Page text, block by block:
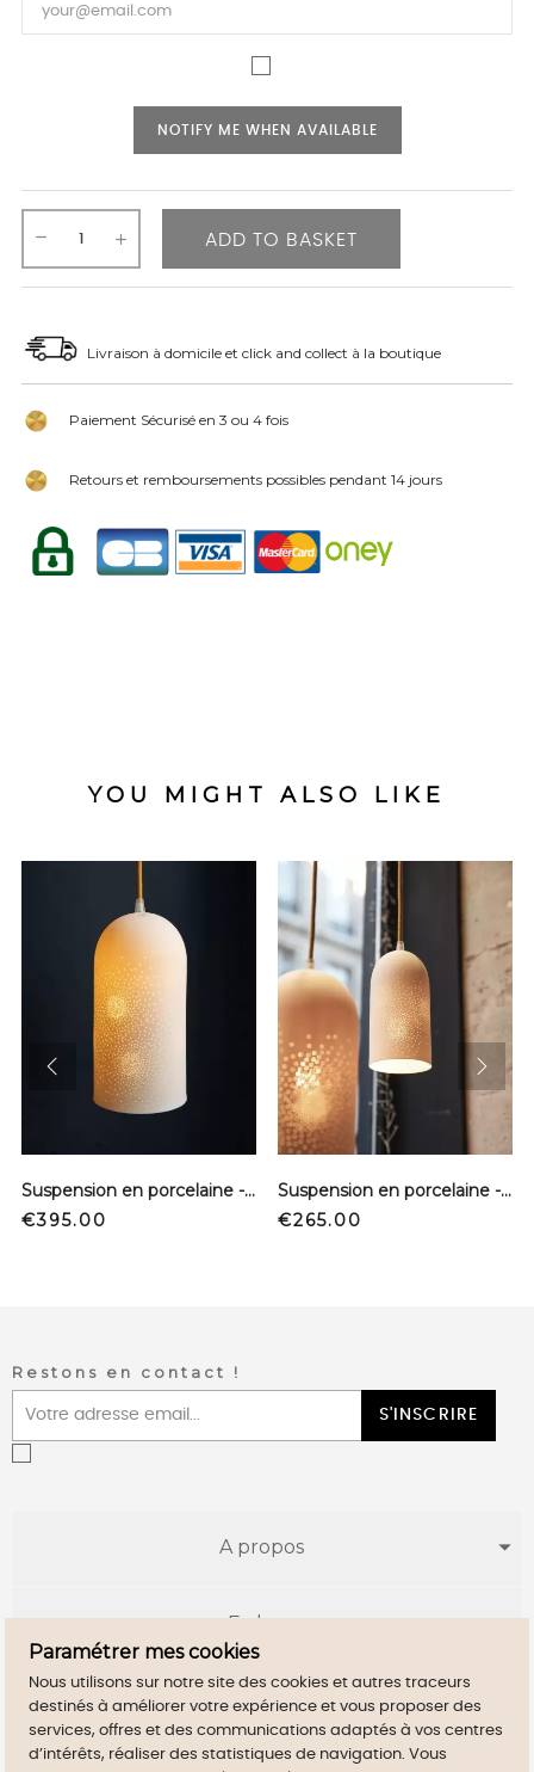
NOTIFY ME WHEN AVAILABLE
ADD TO BASKET
Livraison à domicile et click and collect à la boutique
Paiement Sécurisé en 3 ou 4 fois
Retours et remboursements possibles pendant 14 jours
YOU MIGHT ALSO LIKE
Suspension en porcelaine - Artifice - Ecru - L
Price
€395.00
Suspension en porcelaine - Artifice - Ecru - S
Price
€265.00
Restons en contact !
S'INSCRIRE
A propos
E-shop
Infos utiles
Paramétrer mes cookies
Nous utilisons sur notre site des cookies et autres traceurs
destinés à améliorer votre expérience et vous proposer des
services, offres et des communications adaptés à vos centres
d’intérêts, réaliser des statistiques de navigation. Vous